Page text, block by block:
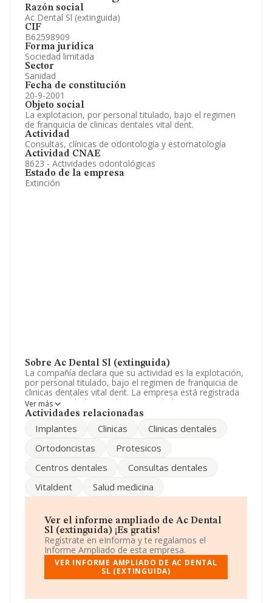
Razón social
Ac Dental Sl (extinguida)
CIF
B62598909
Forma jurídica
Sociedad limitada
Sector
Sanidad
Fecha de constitución
20-9-2001
Objeto social
La explotacion, por personal titulado, bajo el regimen
de franquicia de clinicas dentales vital dent.
Actividad
Consultas, clínicas de odontología y estomatología
Actividad CNAE
8623 - Actividades odontológicas
Estado de la empresa
Extinción
Sobre Ac Dental Sl (extinguida)
La compañía declara que su actividad es la explotación,
por personal titulado, bajo el regimen de franquicia de
clinicas dentales vital dent. La empresa está registrada
como Sociedad Limitada. Su actividad CNAE es
'Actividades odontológicas' con código 8623. La
en cuenta la información disponible en INFORMA, ha
media de sector.
Su página web eswww.vitaldent.es
B62598909, tiene su domicilio social establecido en
Rambla Sant Sebastia núm. 47, (08921), en el municipio
de Santa Coloma De Gramenet, en Barcelona, Cataluña.
En relación con el sector y disponiendo de los datos de
hasta 16.827 empresas, en el ámbito nacional la
facturación alcanza la cifra de 5.172 millones de euros y
las compañías alcanza los 307 mil euros. Con el fin de
Ver más
Actividades relacionadas
Implantes Clinicas
Clinicas dentales
Ortodoncistas
Protesicos
Centros dentales
Consultas dentales
Vitaldent
Salud medicina
Ver el informe ampliado de Ac Dental
Sl (extinguida) ¡Es gratis!
Regístrate en eInforma y te regalamos el
Informe Ampliado de esta empresa.
VER INFORME AMPLIADO DE AC DENTAL
SL (EXTINGUIDA)